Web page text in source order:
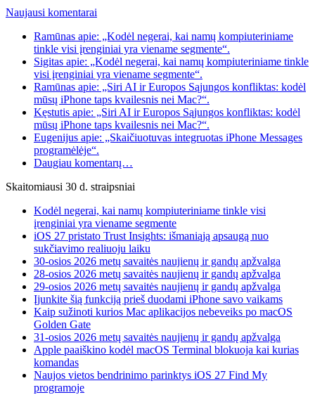
Naujausi komentarai
Ramūnas apie: „Kodėl negerai, kai namų kompiuteriniame
tinkle visi įrenginiai yra viename segmente“.
Sigitas apie: „Kodėl negerai, kai namų kompiuteriniame tinkle
visi įrenginiai yra viename segmente“.
Ramūnas apie: „Siri AI ir Europos Sąjungos konfliktas: kodėl
mūsų iPhone taps kvailesnis nei Mac?“.
Kęstutis apie: „Siri AI ir Europos Sąjungos konfliktas: kodėl
mūsų iPhone taps kvailesnis nei Mac?“.
Eugenijus apie: „Skaičiuotuvas integruotas iPhone Messages
programėlėje“.
Daugiau komentarų…
Skaitomiausi 30 d. straipsniai
Kodėl negerai, kai namų kompiuteriniame tinkle visi
įrenginiai yra viename segmente
iOS 27 pristato Trust Insights: išmaniąją apsaugą nuo
sukčiavimo realiuoju laiku
30-osios 2026 metų savaitės naujienų ir gandų apžvalga
28-osios 2026 metų savaitės naujienų ir gandų apžvalga
29-osios 2026 metų savaitės naujienų ir gandų apžvalga
Įjunkite šią funkciją prieš duodami iPhone savo vaikams
Kaip sužinoti kurios Mac aplikacijos nebeveiks po macOS
Golden Gate
31-osios 2026 metų savaitės naujienų ir gandų apžvalga
Apple paaiškino kodėl macOS Terminal blokuoja kai kurias
komandas
Naujos vietos bendrinimo parinktys iOS 27 Find My
programoje